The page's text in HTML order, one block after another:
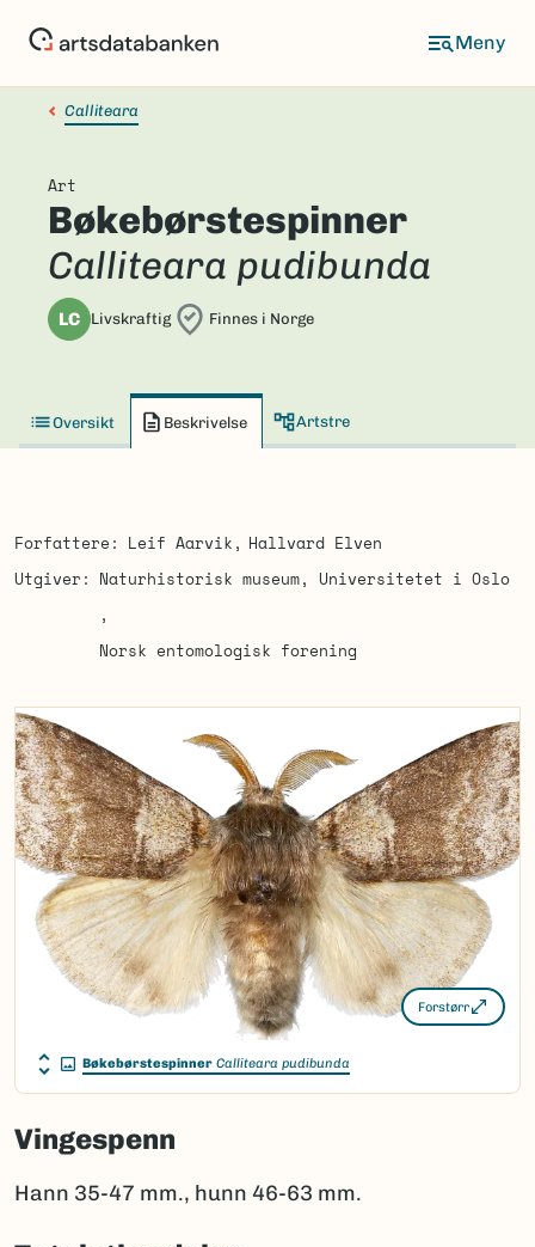
Calliteara
Art
Bøkebørstespinner
Calliteara pudibunda
LC Livskraftig Finnes i Norge
Oversikt Beskrivelse Artstre
Forfattere Leif Aarvik
Hallvard Elven
Utgiver
Naturhistorisk museum, Universitetet i Oslo
Norsk entomologisk forening
Forstørr
Bøkebørstespinner Calliteara pudibunda
Vingespenn
Hann 35-47 mm., hunn 46-63 mm.